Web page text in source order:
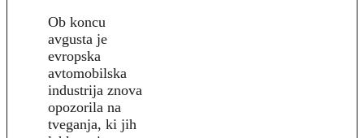
Ob koncu
avgusta je
evropska
avtomobilska
industrija znova
opozorila na
tveganja, ki jih